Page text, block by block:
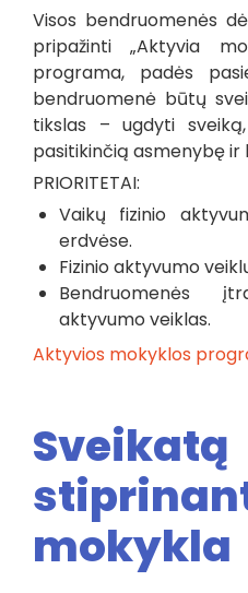
Visos bendruomenės
pripažinti „Aktyvia
programa, padės
bendruomenė būtų
tikslas – ugdyti
pasitikinčią asmenybę ir
PRIORITETAI:
Vaikų fizinio
erdvėse.
Fizinio aktyvumo
Bendruomenės
aktyvumo veiklas.
Aktyvios mokyklos
Sveikatą
mokykla